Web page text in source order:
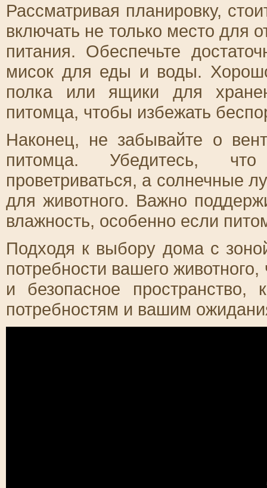
Рассматривая планировку,
включать не только место для
питания. Обеспечьте
мисок для еды и воды.
полка или ящики для
питомца, чтобы избежать
Наконец, не забывайте о
питомца. Убедитесь,
проветриваться, а солнечные
для животного. Важно
влажность, особенно если
Подходя к выбору дома с
потребности вашего
и безопасное пространство,
потребностям и вашим